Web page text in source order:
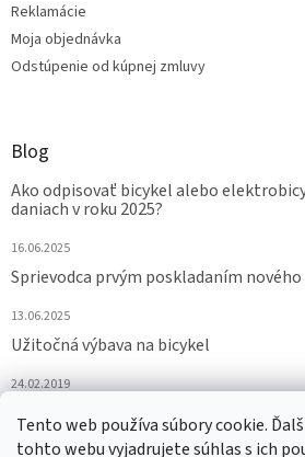
Tento web používa súbory cookie.
tohto webu vyjadrujete súhlas s ich
Reklamácie
Moja objednávka
Odstúpenie od kúpnej zmluvy
Blog
Ako odpisovať bicykel alebo
daniach v roku 2025?
16.06.2025
Sprievodca prvým poskladaním
13.06.2025
Užitočná výbava na bicykel
24.02.2019
ARCHÍV